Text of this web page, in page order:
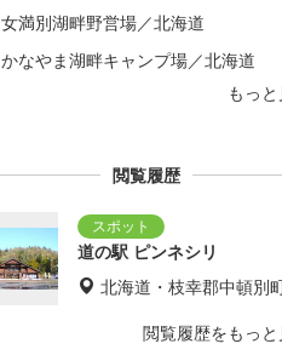
女満別湖畔野営場／北海道
かなやま湖畔キャンプ場／北海道
もっ
閲覧履歴
道の駅 ピンネシリ
北海道・枝幸郡中頓別
閲覧履歴をもっと